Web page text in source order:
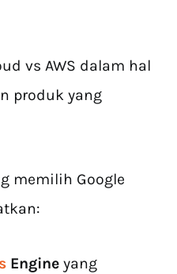
vs AWS dalam hal
produk yang
memilih Google
Engine yang